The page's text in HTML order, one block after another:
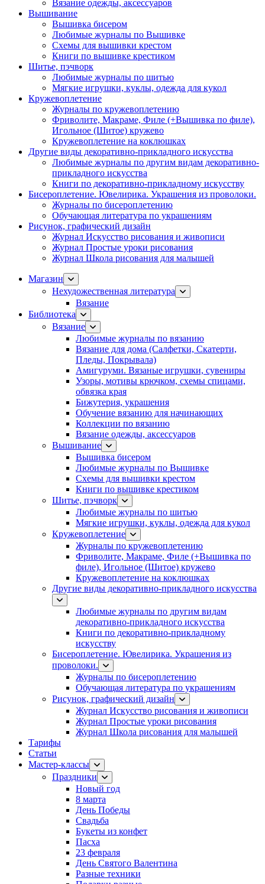
Вязание одежды, аксессуаров
Вышивание
Вышивка бисером
Любимые журналы по Вышивке
Схемы для вышивки крестом
Книги по вышивке крестиком
Шитье, пэчворк
Любимые журналы по шитью
Мягкие игрушки, куклы, одежда для кукол
Кружевоплетение
Журналы по кружевоплетению
Фриволите, Макраме, Филе (+Вышивка по филе),
Игольное (Шитое) кружево
Кружевоплетение на коклюшках
Другие виды декоративно-прикладного искусства
Любимые журналы по другим видам декоративно-
прикладного искусства
Книги по декоративно-прикладному искусству
Бисероплетение. Ювелирика. Украшения из проволоки.
Журналы по бисероплетению
Обучающая литература по украшениям
Рисунок, графический дизайн
Журнал Искусство рисования и живописи
Журнал Простые уроки рисования
Журнал Школа рисования для малышей
Магазин
Нехудожественная литература
Вязание
Библиотека
Вязание
Любимые журналы по вязанию
Вязание для дома (Салфетки, Скатерти,
Пледы, Покрывала)
Амигуруми. Вязаные игрушки, сувениры
Узоры, мотивы крючком, схемы спицами,
обвязка края
Бижутерия, украшения
Обучение вязанию для начинающих
Коллекции по вязанию
Вязание одежды, аксессуаров
Вышивание
Вышивка бисером
Любимые журналы по Вышивке
Схемы для вышивки крестом
Книги по вышивке крестиком
Шитье, пэчворк
Любимые журналы по шитью
Мягкие игрушки, куклы, одежда для кукол
Кружевоплетение
Журналы по кружевоплетению
Фриволите, Макраме, Филе (+Вышивка по
филе), Игольное (Шитое) кружево
Кружевоплетение на коклюшках
Другие виды декоративно-прикладного искусства
Любимые журналы по другим видам
декоративно-прикладного искусства
Книги по декоративно-прикладному
искусству
Бисероплетение. Ювелирика. Украшения из
проволоки.
Журналы по бисероплетению
Обучающая литература по украшениям
Рисунок, графический дизайн
Журнал Искусство рисования и живописи
Журнал Простые уроки рисования
Журнал Школа рисования для малышей
Тарифы
Статьи
Мастер-классы
Праздники
Новый год
8 марта
День Победы
Свадьба
Букеты из конфет
Пасха
23 февраля
День Святого Валентина
Разные техники